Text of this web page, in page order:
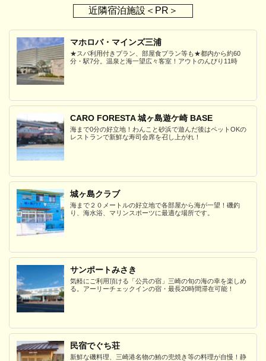
近隣宿泊施設＜PR＞
マホロバ・マインズ三浦
★スパ利用付きプラン、部屋食プラン等も★都内から約60
分・駅7分。温泉と海一望広々客室！アウトのんびり11時
CARO FORESTA 城ヶ島遊ケ崎 BASE
海まで0分の好立地！わんこと砂浜で遊んだ後はペットOKの
レストランで新鮮な寿司会席を召し上がれ！
城ヶ島クラブ
海まで２０メートルの好立地で各部屋から海が一望！磯釣
り、海水浴、マリンスポーツに最適な場所です。
サンポートみさき
気軽にご利用頂ける「公共の宿」三崎の旬の海の幸を楽しめ
る。アーリーチェックインの宿・最長20時間滞在可能！
民宿でぐち荘
新鮮な磯料理、三崎港名物の鮪の兜焼き等の料理が自慢！静